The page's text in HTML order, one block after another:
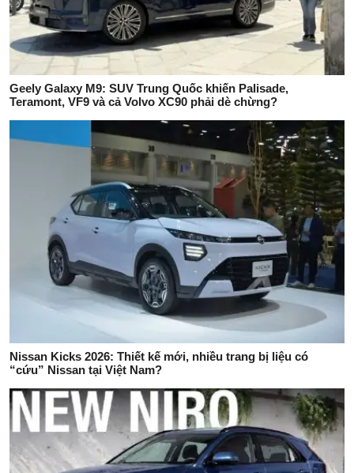
Geely Galaxy M9: SUV Trung Quốc khiến Palisade,
Teramont, VF9 và cả Volvo XC90 phải dè chừng?
Nissan Kicks 2026: Thiết kế mới, nhiều trang bị liệu có
“cứu” Nissan tại Việt Nam?